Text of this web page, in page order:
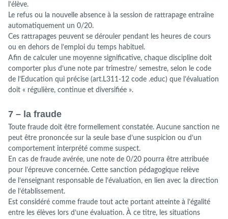
l’élève.
Le refus ou la nouvelle absence à la session de rattrapage entraîne
automatiquement un 0/20.
Ces rattrapages peuvent se dérouler pendant les heures de cours
ou en dehors de l’emploi du temps habituel.
Afin de calculer une moyenne significative, chaque discipline doit
comporter plus d’une note par trimestre/ semestre, selon le code
de l’Education qui précise (art.L311-12 code .educ) que l’évaluation
doit « régulière, continue et diversifiée ».
7 – la fraude
Toute fraude doit être formellement constatée. Aucune sanction ne
peut être prononcée sur la seule base d’une suspicion ou d’un
comportement interprété comme suspect.
En cas de fraude avérée, une note de 0/20 pourra être attribuée
pour l’épreuve concernée. Cette sanction pédagogique relève
de l’enseignant responsable de l’évaluation, en lien avec la direction
de l’établissement.
Est considéré comme fraude tout acte portant atteinte à l’égalité
entre les élèves lors d’une évaluation. À ce titre, les situations